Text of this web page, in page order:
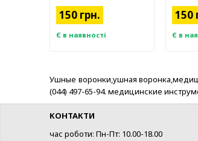
150 грн.
Є в наявності
150
Є в
Ушные воронки,ушная
(044) 497-65-94. медицинские
КОНТАКТИ
час роботи: Пн-Пт: 10.00-18.00